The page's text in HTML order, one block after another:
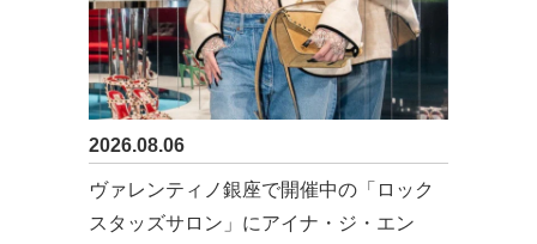
2026.08.06
ヴァレンティノ銀座で開催中の「ロック
スタッズサロン」にアイナ・ジ・エン